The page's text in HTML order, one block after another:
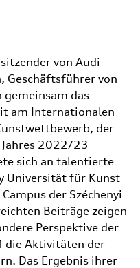
von Audi
Geschäftsführer von
das
am Internationalen
der
Jahres 2022/23
sich an talentierte
Universität für Kunst
der Széchenyi
Beiträge zeigen
Perspektive der
die Aktivitäten der
Das Ergebnis ihrer